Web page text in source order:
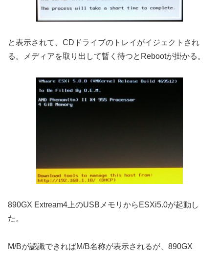
と表示されて、CDドライブのトレイがイジェクトされ
る。メディアを取り出して暫く待つとRebootが掛かる。
890GX Extream4上のUSBメモリからESXi5.0が起動し
た。
M/Bが認識できればM/B名称が表示されるが、890GX